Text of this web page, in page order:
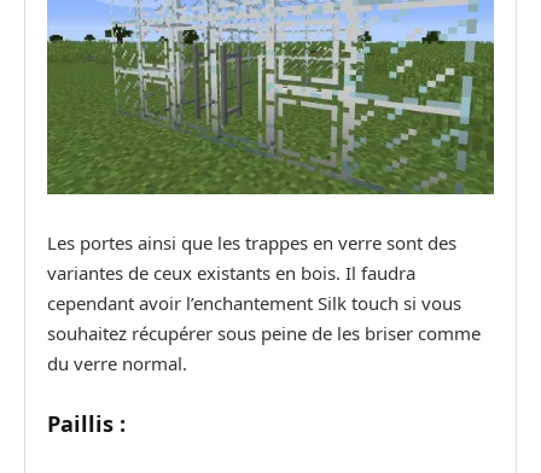
Les portes ainsi que les trappes en verre sont des
variantes de ceux existants en bois. Il faudra
cependant avoir l’enchantement Silk touch si vous
souhaitez récupérer sous peine de les briser comme
du verre normal.
Paillis :